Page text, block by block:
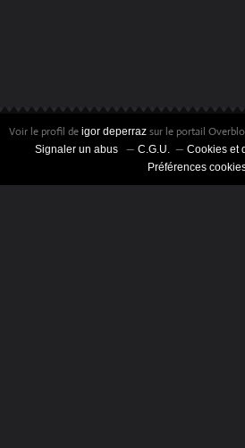
Voir le profil de igor deperraz sur le portail
Signaler un abus
C.G.U.
Cookies et
Préférences